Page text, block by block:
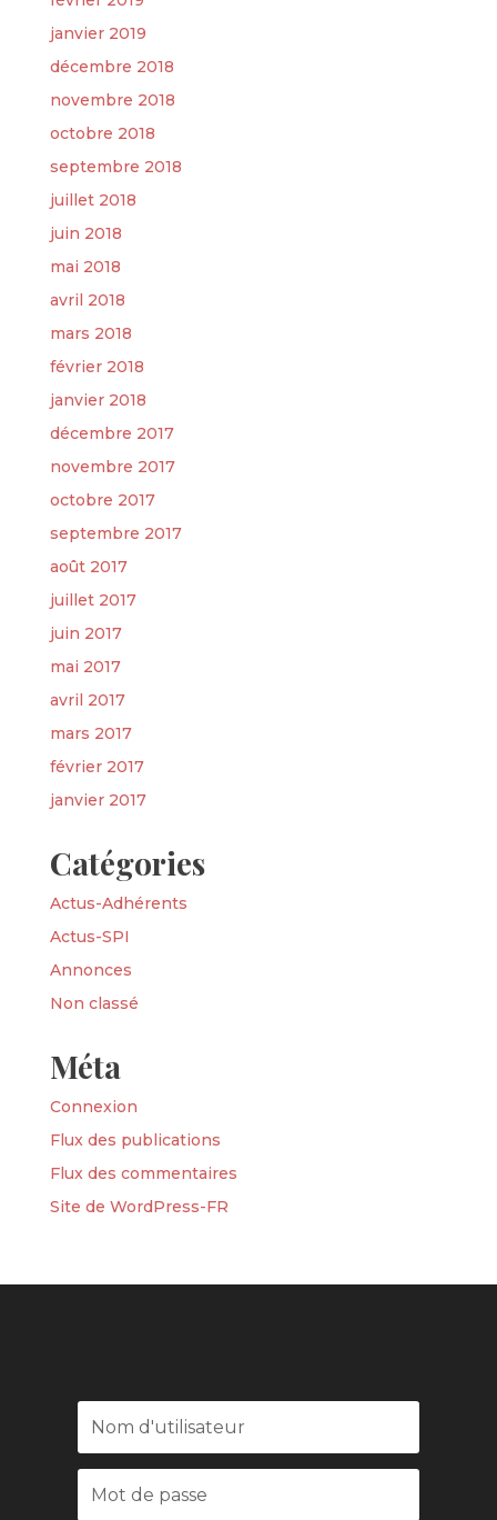
janvier 2019
décembre 2018
novembre 2018
octobre 2018
septembre 2018
juillet 2018
juin 2018
mai 2018
avril 2018
mars 2018
février 2018
janvier 2018
décembre 2017
novembre 2017
octobre 2017
septembre 2017
août 2017
juillet 2017
juin 2017
mai 2017
avril 2017
mars 2017
février 2017
janvier 2017
Catégories
Actus-Adhérents
Actus-SPI
Annonces
Non classé
Méta
Connexion
Flux des publications
Flux des commentaires
Site de WordPress-FR